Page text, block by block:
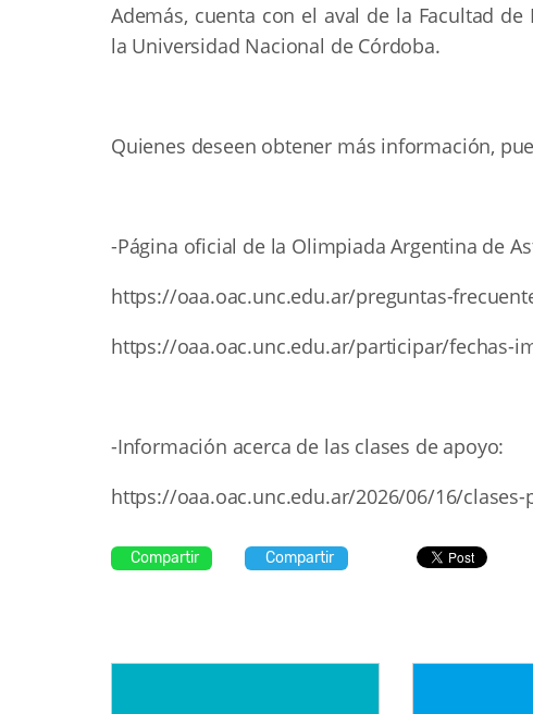
Además, cuenta con el aval de la Facultad
la Universidad Nacional de Córdoba.
Quienes deseen obtener más información,
-Página oficial de la Olimpiada Argentina de
https://oaa.oac.unc.edu.ar/preguntas-
https://oaa.oac.unc.edu.ar/participar/fechas-
-Información acerca de las clases de apoyo:
https://oaa.oac.unc.edu.ar/2026/06/16/
Compartir Compartir